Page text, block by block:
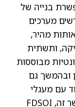
בנייה של
מערכים
מהיר,
ותשתית
מבוססות
ובהמשך גם
עם מעגלי
בקרה קלאסיים מבוססי CMOS. בהקשר זה, FDSOI